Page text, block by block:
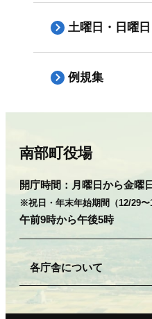
土曜日・日曜
例規集
南部町役場
開庁時間： 月曜日から金曜日
※祝日・年末年始期間（12/29〜
午前9時から午後5時
各庁舎について